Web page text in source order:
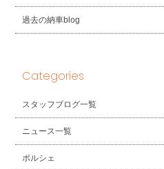
過去の納車blog
Categories
スタッフブログ一覧
ニュース一覧
ポルシェ